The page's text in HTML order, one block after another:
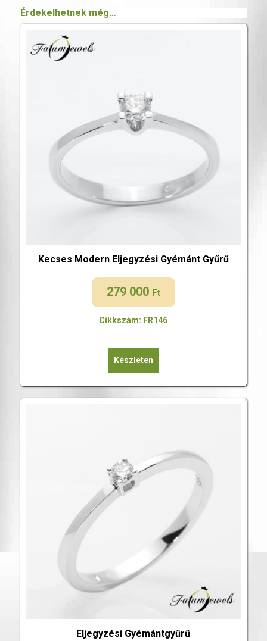
Érdekelhetnek még…
Kecses Modern Eljegyzési Gyémánt Gyűrű
279 000 Ft
Cikkszám: FR146
Készleten
Eljegyzési Gyémántgyűrű